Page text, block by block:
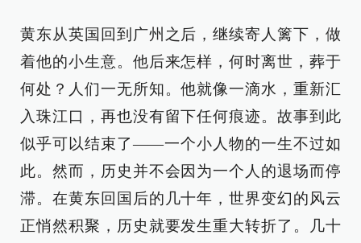
黄东从英国回到广州之后，继续寄人篱下，做
着他的小生意。他后来怎样，何时离世，葬于
何处？人们一无所知。他就像一滴水，重新汇
入珠江口，再也没有留下任何痕迹。故事到此
似乎可以结束了——一个小人物的一生不过如
此。然而，历史并不会因为一个人的退场而停
滞。在黄东回国后的几十年，世界变幻的风云
正悄然积聚，历史就要发生重大转折了。几十